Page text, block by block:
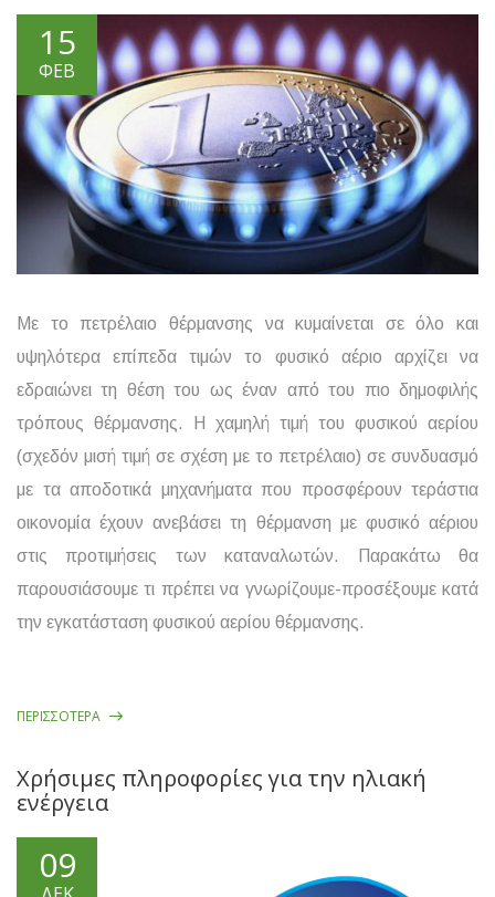
15
ΦΕΒ
Με το πετρέλαιο θέρμανσης να κυμαίνεται σε όλο και
υψηλότερα επίπεδα τιμών το φυσικό αέριο αρχίζει να
εδραιώνει τη θέση του ως έναν από του πιο δημοφιλής
τρόπους θέρμανσης. Η χαμηλή τιμή του φυσικού αερίου
(σχεδόν μισή τιμή σε σχέση με το πετρέλαιο) σε συνδυασμό
με τα αποδοτικά μηχανήματα που προσφέρουν τεράστια
οικονομία έχουν ανεβάσει τη θέρμανση με φυσικό αέριου
στις προτιμήσεις των καταναλωτών. Παρακάτω θα
παρουσιάσουμε τι πρέπει να γνωρίζουμε-προσέξουμε κατά
την εγκατάσταση φυσικού αερίου θέρμανσης.
ΠΕΡΙΣΣΌΤΕΡΑ
Χρήσιμες πληροφορίες για την ηλιακή
ενέργεια
09